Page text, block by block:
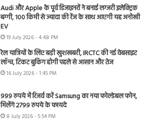
Audi और Apple के पूर्व डिजाइनरों ने बनाई लग्जरी इलेक्ट्रिक
बग्गी, 100 किमी से ज्यादा की रेंज के साथ आएगी यह अनोखी
EV
19 July 2026 - 4:48 PM
रेल यात्रियों के लिए बड़ी खुशखबरी, IRCTC की नई वेबसाइट
लॉन्च, टिकट बुकिंग होगी पहले से आसान और तेज
16 July 2026 - 1:45 PM
999 रुपये में रिजर्व करें Samsung का नया फोल्डेबल फोन,
मिलेंगे 2799 रुपये के फायदे
8 July 2026 - 5:54 PM